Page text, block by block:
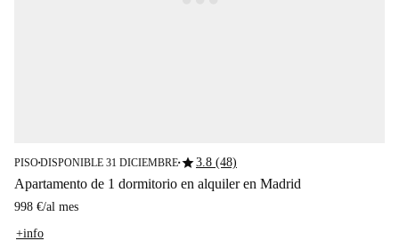
PISO■DISPONIBLE 31 DICIEMBRE■star3.8 (48)
Apartamento de 1 dormitorio en alquiler en Madrid
998 €/al mes
+info